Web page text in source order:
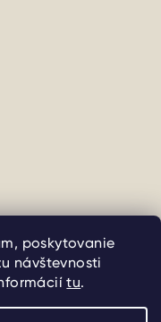
poskytovanie
návštevnosti
tu.
vyhradené.